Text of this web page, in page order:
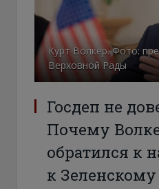
Курт Волкер. Фото:
Верховной Рады
Госдеп не
Почему
обратился к
к Зеленскому